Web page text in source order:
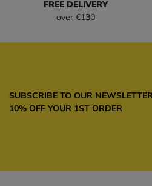
FREE DELIVERY
over €130
SUBSCRIBE TO OUR
10% OFF YOUR 1ST ORDER